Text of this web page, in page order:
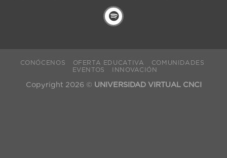
CONÓCENOS OFERTA EDUCATIVA
COMUNIDADES
EVENTOS
INNOVACIÓN
Copyright 2026 © UNIVERSIDAD VIRTUAL CNCI